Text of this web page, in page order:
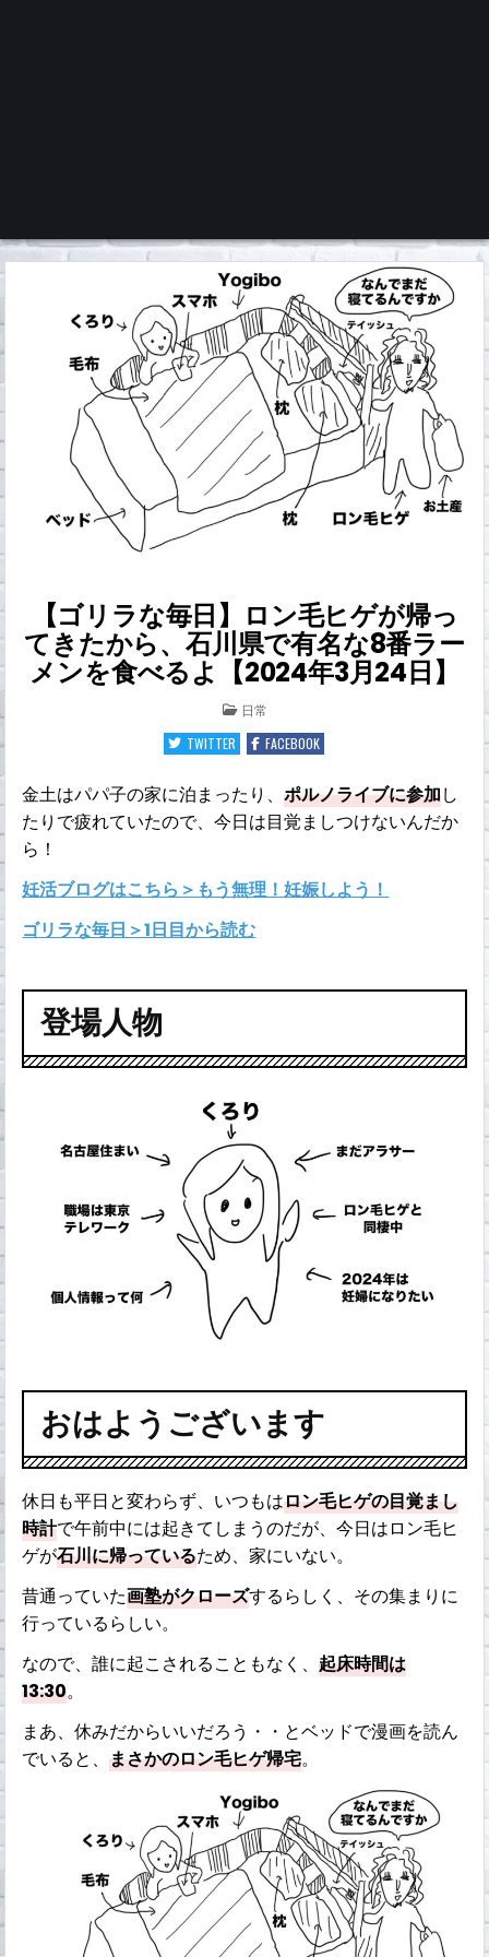
くろチャンネル
【ゴリラな毎日】ロン毛ヒゲが帰っ
てきたから、石川県で有名な8番ラー
メンを食べるよ【2024年3月24日】
POSTED
IN
日常
TWITTER
FACEBOOK
金土はパパ子の家に泊まったり、ポルノライブに参加し
たりで疲れていたので、今日は目覚ましつけないんだか
ら！
妊活ブログはこちら＞もう無理！妊娠しよう！
ゴリラな毎日＞1日目から読む
登場人物
おはようございます
休日も平日と変わらず、いつもはロン毛ヒゲの目覚まし
時計で午前中には起きてしまうのだが、今日はロン毛ヒ
ゲが石川に帰っているため、家にいない。
昔通っていた画塾がクローズするらしく、その集まりに
行っているらしい。
なので、誰に起こされることもなく、起床時間は
13:30。
まあ、休みだからいいだろう・・とベッドで漫画を読ん
でいると、まさかのロン毛ヒゲ帰宅。